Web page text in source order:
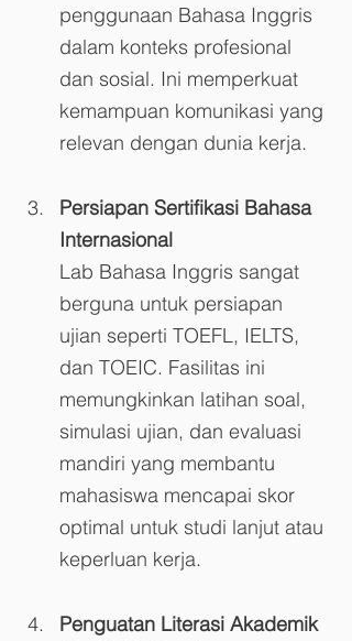
penggunaan Bahasa Inggris
dalam konteks profesional
dan sosial. Ini memperkuat
kemampuan komunikasi yang
relevan dengan dunia kerja.
Persiapan Sertifikasi Bahasa
Internasional
Lab Bahasa Inggris sangat
berguna untuk persiapan
ujian seperti TOEFL, IELTS,
dan TOEIC. Fasilitas ini
memungkinkan latihan soal,
simulasi ujian, dan evaluasi
mandiri yang membantu
mahasiswa mencapai skor
optimal untuk studi lanjut atau
keperluan kerja.
Penguatan Literasi Akademik